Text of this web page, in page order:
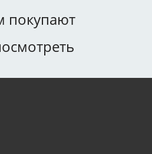
покупают